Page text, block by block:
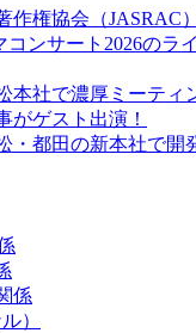
作権協会（JASRAC
コンサート2026のラ
本社で濃厚ミーティ
がゲスト出演！
・都田の新本社で開
係
）